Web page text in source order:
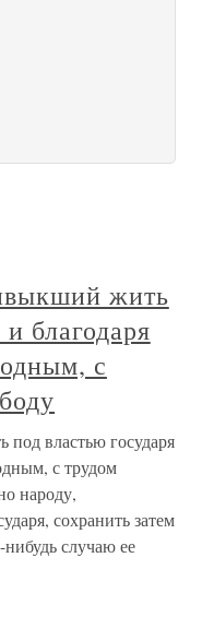
жить
благодаря
с
властью государя
с трудом
народу,
сохранить затем
случаю ее